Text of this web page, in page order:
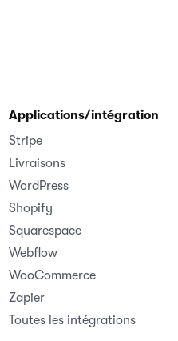
Applications/intégrations
Stripe
Livraisons
WordPress
Shopify
Squarespace
Webflow
WooCommerce
Zapier
Toutes les intégrations